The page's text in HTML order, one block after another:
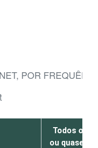
POR
Todos os
ou quase